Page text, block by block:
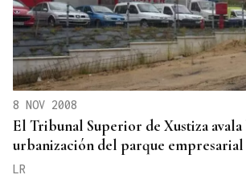
8 NOV 2008
El Tribunal Superior de Xustiza
urbanización del parque empresarial
LR